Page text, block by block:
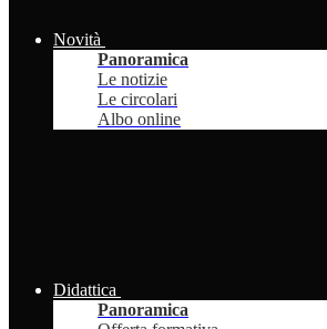
Novità
Panoramica
Le notizie
Le circolari
Albo online
Didattica
Panoramica